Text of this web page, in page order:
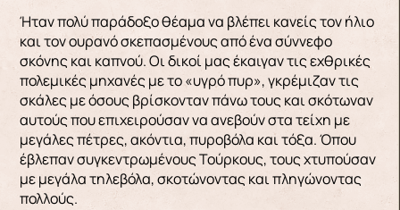
Ήταν πολύ παράδοξο θέαμα να βλέπει κανείς τον ήλιο
και τον ουρανό σκεπασμένους από ένα σύννεφο
σκόνης και καπνού. Οι δικοί μας έκαιγαν τις ε­χθρικές
πολεμικές μηχανές με το «υγρό πυρ», γκρέμιζαν τις
σκάλες με όσους βρίσκονταν πάνω τους και σκότωναν
αυτούς που επιχειρούσαν να ανεβούν στα τείχη με
μεγάλες πέτρες, ακόντια, πυροβόλα και τόξα. Όπου
έβλεπαν συγκεντρωμέ­νους Τούρκους, τους χτυπούσαν
με μεγάλα τηλε­βόλα, σκοτώνοντας και πληγώνοντας
πολλούς.